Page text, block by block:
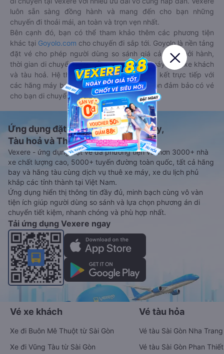
luôn sẵn sàng đồng hành và mang đến cho bạn những
chuyến đi thoải mái, an toàn và trọn vẹn nhất.
Bên cạnh đó, bạn có thể tham khảo thêm các phương tiện
khác tại Goyolo.com cho chuyến đi sắp tới. Goyolo là nền tảng
đặt vé cho phép người dùng so sánh giá cả, giờ khởi hành,
thời gian di chuyển của nhiều phương tiện máy bay, xe khách
và tàu hoả. Hệ thống của Goyolo được liên kết trực tiếp với
các hãng máy bay, xe khách và tàu hoả, luôn đảm bảo có vé
cho bạn di chuyển.
Ứng dụng đặt vé Xe khách, Máy bay,
Tàu hoả và Thuê xe
Vexere - ứng dụng đặt vé đa phương tiện với hơn 3000+ nhà
xe chất lượng cao, 5000+ tuyến đường toàn quốc, tất cả hãng
bay và hãng tàu cùng dịch vụ thuê xe máy, xe du lịch phủ
khắp các tỉnh thành tại Việt Nam.
Ứng dụng hiển thị thông tin đầy đủ, minh bạch cùng vô vàn
tiện ích giúp người dùng so sánh và lựa chọn phương án di
chuyển tiết kiệm, nhanh chóng và phù hợp nhất.
Tải ứng dụng Vexere ngay
Vé xe khách
Xe đi Buôn Mê Thuột từ Sài Gòn
Xe đi Vũng Tàu từ Sài Gòn
Vé tàu hỏa
Vé tàu Sài Gòn Nha Trang
Vé tàu Sài Gòn Phan Thiết